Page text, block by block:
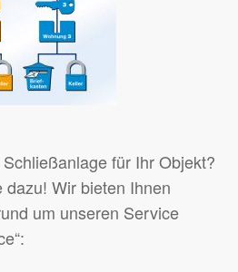
für Ihr Objekt?
Wir bieten Ihnen
um unseren Service